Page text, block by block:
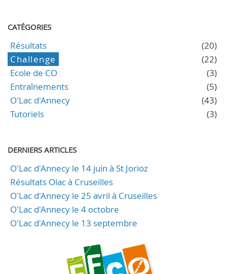
CATÉGORIES
Résultats
(20)
Challenge
(22)
Ecole de CO
(3)
Entraînements
(5)
O'Lac d'Annecy
(43)
Tutoriels
(3)
DERNIERS ARTICLES
O'Lac d'Annecy le 14 juin à St Jorioz
Résultats Olac à Cruseilles
O'Lac d'Annecy le 25 avril à Cruseilles
O'Lac d'Annecy le 4 octobre
O'Lac d'Annecy le 13 septembre